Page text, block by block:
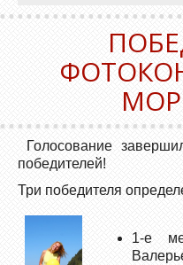
Голосование
победителей!
Три победителя
1-е